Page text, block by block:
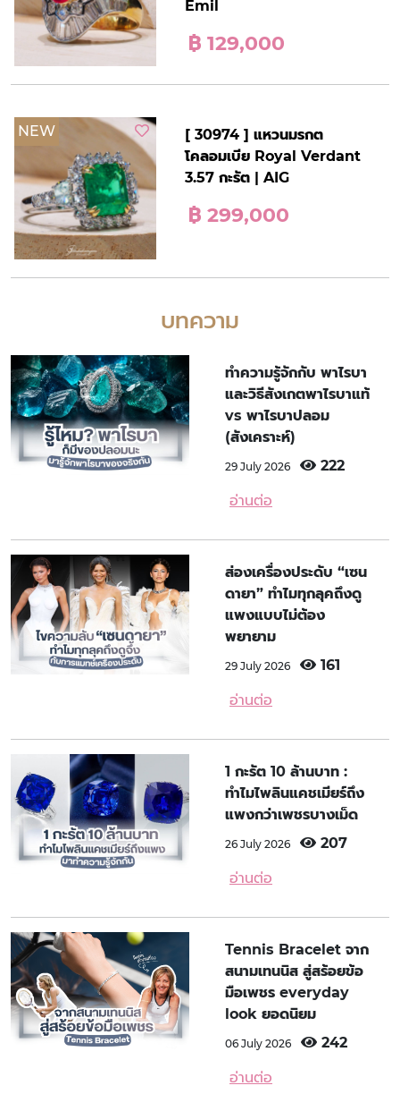
Emil
฿ 129,000
NEW
[ 30974 ] แหวนมรกต
โคลอมเบีย Royal Verdant
3.57 กะรัต | AIG
฿ 299,000
บทความ
ทำความรู้จักกับ พาไรบา
และวิธีสังเกตพาไรบาแท้
vs พาไรบาปลอม
(สังเคราะห์)
29 July 2026 222
อ่านต่อ
ส่องเครื่องประดับ “เซน
ดายา” ทำไมทุกลุคถึงดู
แพงแบบไม่ต้อง
พยายาม
29 July 2026 161
อ่านต่อ
1 กะรัต 10 ล้านบาท :
ทำไมไพลินแคชเมียร์ถึง
แพงกว่าเพชรบางเม็ด
26 July 2026 207
อ่านต่อ
Tennis Bracelet จาก
สนามเทนนิส สู่สร้อยข้อ
มือเพชร everyday
look ยอดนิยม
06 July 2026 242
อ่านต่อ